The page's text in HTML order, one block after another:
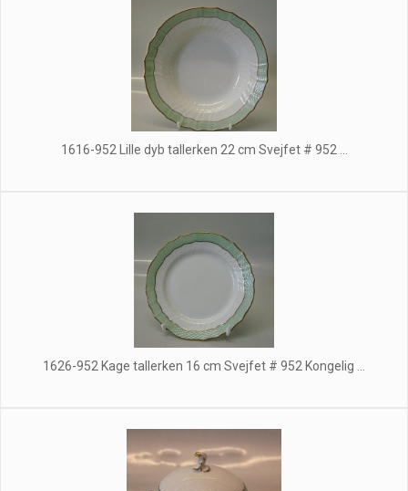
1616-952 Lille dyb tallerken 22 cm Svejfet # 952 ...
1626-952 Kage tallerken 16 cm Svejfet # 952 Kongelig ...